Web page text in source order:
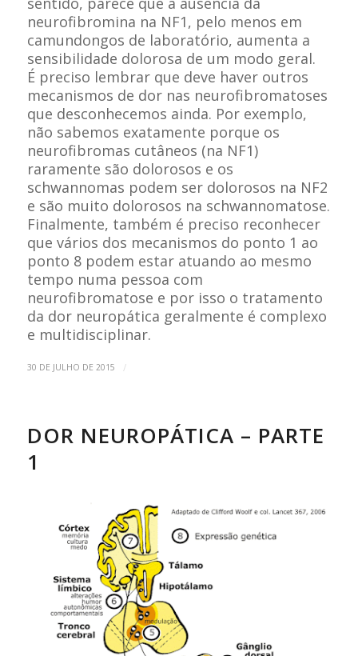
neurofibromina na NF1, pelo menos em
camundongos de laboratório, aumenta a
sensibilidade dolorosa de um modo geral.
É preciso lembrar que deve haver outros
mecanismos de dor nas neurofibromatoses
que desconhecemos ainda. Por exemplo,
não sabemos exatamente porque os
neurofibromas cutâneos (na NF1)
raramente são dolorosos e os
schwannomas podem ser dolorosos na NF2
e são muito dolorosos na schwannomatose.
Finalmente, também é preciso reconhecer
que vários dos mecanismos do ponto 1 ao
ponto 8 podem estar atuando ao mesmo
tempo numa pessoa com
neurofibromatose e por isso o tratamento
da dor neuropática geralmente é complexo
e multidisciplinar.
30 DE JULHO DE 2015 /
DOR NEUROPÁTICA – PARTE
1